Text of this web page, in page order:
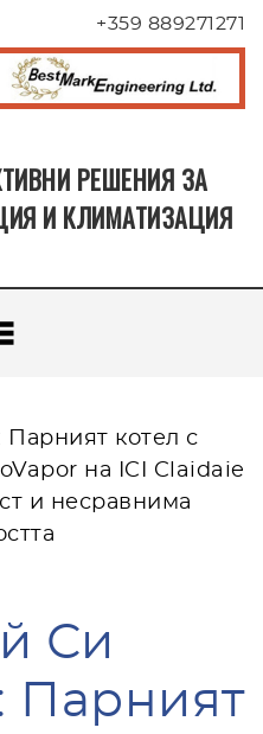
+359 889271271
РЕШЕНИЯ ЗА
И КЛИМАТИЗАЦИЯ
котел с
на ICI Claidaie
и несравнима
Си
Парният